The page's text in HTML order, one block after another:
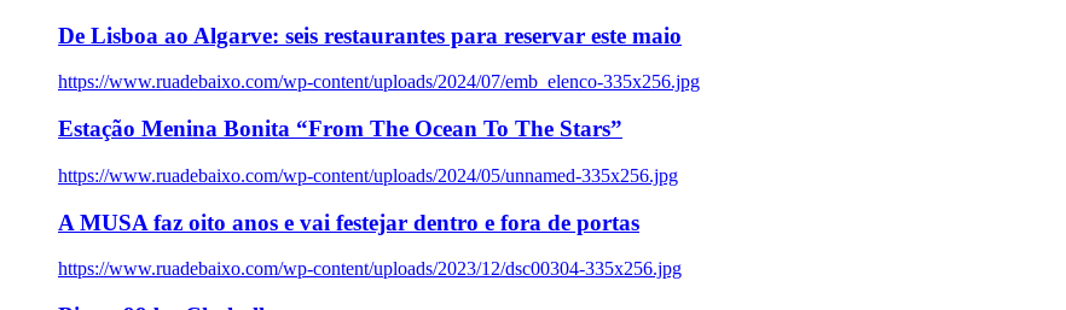
De Lisboa ao Algarve: seis restaurantes para reservar este maio
https://www.ruadebaixo.com/wp-content/uploads/2024/07/emb_elenco-335x256.jpg
Estação Menina Bonita “From The Ocean To The Stars”
https://www.ruadebaixo.com/wp-content/uploads/2024/05/unnamed-335x256.jpg
A MUSA faz oito anos e vai festejar dentro e fora de portas
https://www.ruadebaixo.com/wp-content/uploads/2023/12/dsc00304-335x256.jpg